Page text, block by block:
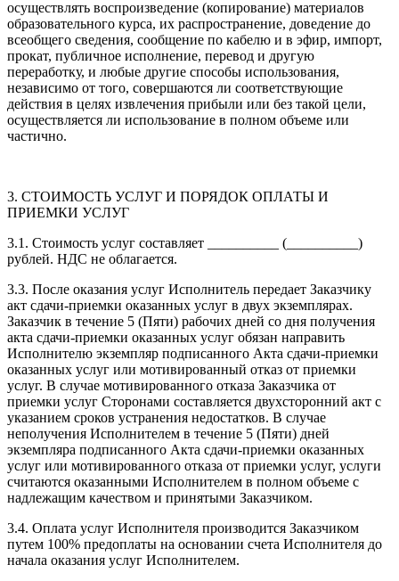
осуществлять воспроизведение (копирование) материалов
образовательного курса, их распространение, доведение до
всеобщего сведения, сообщение по кабелю и в эфир, импорт,
прокат, публичное исполнение, перевод и другую
переработку, и любые другие способы использования,
независимо от того, совершаются ли соответствующие
действия в целях извлечения прибыли или без такой цели,
осуществляется ли использование в полном объеме или
частично.
3. СТОИМОСТЬ УСЛУГ И ПОРЯДОК ОПЛАТЫ И
ПРИЕМКИ УСЛУГ
3.1. Стоимость услуг составляет __________ (__________)
рублей. НДС не облагается.
3.3. После оказания услуг Исполнитель передает Заказчику
акт сдачи-приемки оказанных услуг в двух экземплярах.
Заказчик в течение 5 (Пяти) рабочих дней со дня получения
акта сдачи-приемки оказанных услуг обязан направить
Исполнителю экземпляр подписанного Акта сдачи-приемки
оказанных услуг или мотивированный отказ от приемки
услуг. В случае мотивированного отказа Заказчика от
приемки услуг Сторонами составляется двухсторонний акт с
указанием сроков устранения недостатков. В случае
неполучения Исполнителем в течение 5 (Пяти) дней
экземпляра подписанного Акта сдачи-приемки оказанных
услуг или мотивированного отказа от приемки услуг, услуги
считаются оказанными Исполнителем в полном объеме с
надлежащим качеством и принятыми Заказчиком.
3.4. Оплата услуг Исполнителя производится Заказчиком
путем 100% предоплаты на основании счета Исполнителя до
начала оказания услуг Исполнителем.